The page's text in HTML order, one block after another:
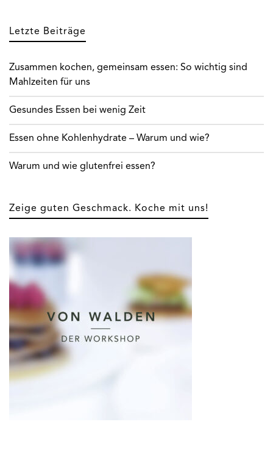
Letzte Beiträge
Zusammen kochen, gemeinsam essen: So wichtig sind
Mahlzeiten für uns
Gesundes Essen bei wenig Zeit
Essen ohne Kohlenhydrate – Warum und wie?
Warum und wie glutenfrei essen?
Zeige guten Geschmack. Koche mit uns!